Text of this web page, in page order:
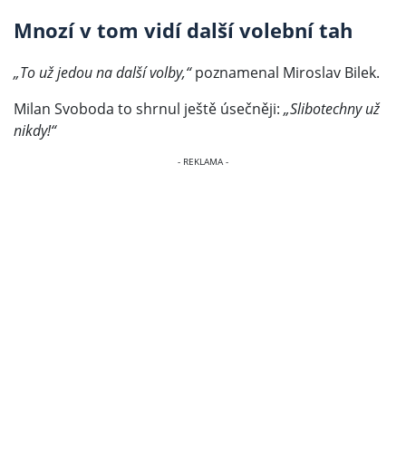
Mnozí v tom vidí další volební tah
„To už jedou na další volby,“poznamenal Miroslav Bilek.
Milan Svoboda to shrnul ještě úsečněji:„Slibotechny už
nikdy!“